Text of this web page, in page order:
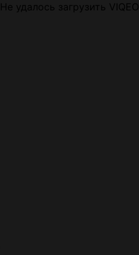
Не удалось загрузить VIQEO